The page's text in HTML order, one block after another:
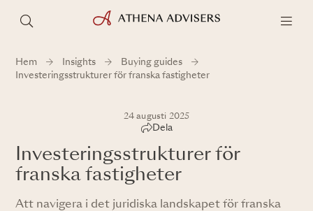
Hem Insights
Buying guides
Investeringsstrukturer för franska fastigheter
24 augusti 2025
Dela
Investeringsstrukturer för
franska fastigheter
Att navigera i det juridiska landskapet för franska